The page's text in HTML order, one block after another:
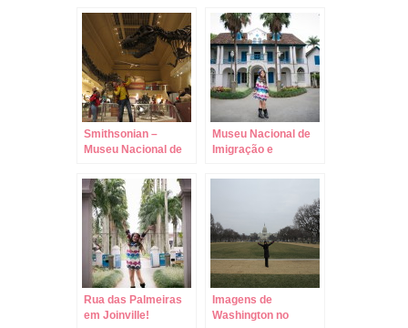
Smithsonian –
Museu Nacional de
Washington!
Museu Nacional de
Imigração e
Joinville!
Rua das Palmeiras
em Joinville!
Imagens de
Washington no